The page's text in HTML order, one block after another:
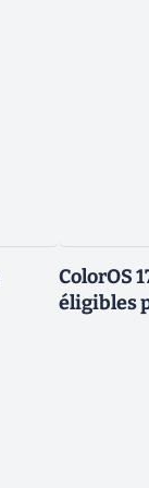
ColorOS
éligibles